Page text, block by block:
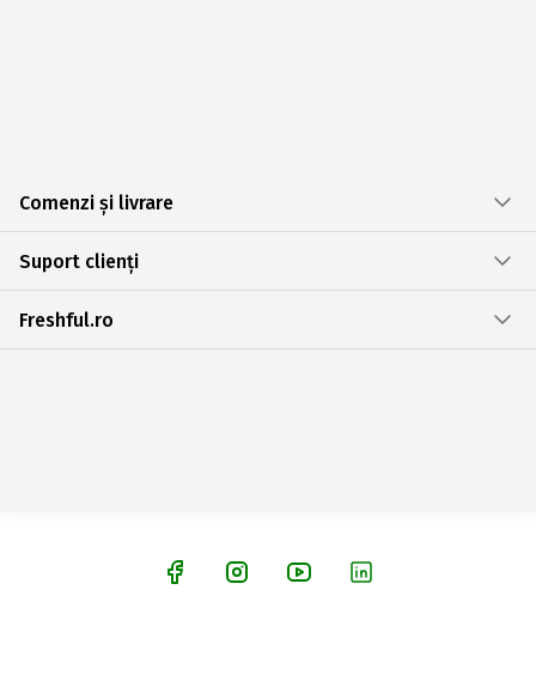
Comenzi și livrare
Suport clienți
Freshful.ro